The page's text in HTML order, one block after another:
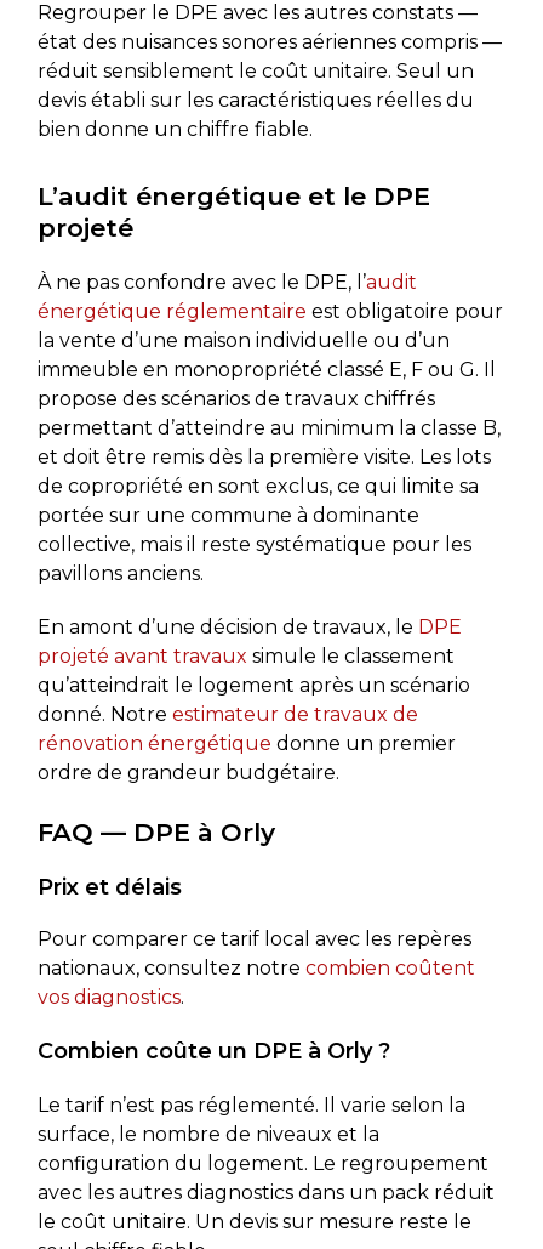
Regrouper le DPE avec les autres constats —
état des nuisances sonores aériennes compris —
réduit sensiblement le coût unitaire. Seul un
devis établi sur les caractéristiques réelles du
bien donne un chiffre fiable.
L’audit énergétique et le DPE
projeté
À ne pas confondre avec le DPE, l’audit
énergétique réglementaire est obligatoire pour
la vente d’une maison individuelle ou d’un
immeuble en monopropriété classé E, F ou G. Il
propose des scénarios de travaux chiffrés
permettant d’atteindre au minimum la classe B,
et doit être remis dès la première visite. Les lots
de copropriété en sont exclus, ce qui limite sa
portée sur une commune à dominante
collective, mais il reste systématique pour les
pavillons anciens.
En amont d’une décision de travaux, le DPE
projeté avant travaux simule le classement
qu’atteindrait le logement après un scénario
donné. Notre estimateur de travaux de
rénovation énergétique donne un premier
ordre de grandeur budgétaire.
FAQ — DPE à Orly
Prix et délais
Pour comparer ce tarif local avec les repères
nationaux, consultez notre combien coûtent
vos diagnostics.
Combien coûte un DPE à Orly ?
Le tarif n’est pas réglementé. Il varie selon la
surface, le nombre de niveaux et la
configuration du logement. Le regroupement
avec les autres diagnostics dans un pack réduit
le coût unitaire. Un devis sur mesure reste le